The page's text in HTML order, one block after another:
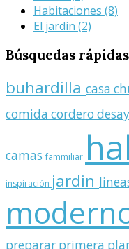
Habitaciones (8)
El jardín (2)
Búsquedas rápidas
buhardilla casa
comida cordero
camasfammiliar
inspiración jardin
preparar primera